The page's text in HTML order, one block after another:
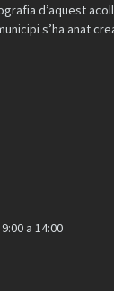
d’aquest
s’ha anat
a 14:00